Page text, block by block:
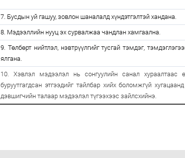
7. Бусдын уй гашуу, зовлон шаналалд хүндэтгэлтэй хандана.
8. Мэдээллийн нууц эх сурвалжаа чандлан хамгаална.
9. Төлбөрт нийтлэл, нэвтрүүлгийг тусгай тэмдэг,
ялгана.
10. Хэвлэл мэдээлэл нь сонгуулийн санал хураалтаас
буруутгагдсан этгээдийг тайлбар хийх боломжгүй
дэвшигчийн талаар мэдээлэл түгээхээс зайлсхийнэ.